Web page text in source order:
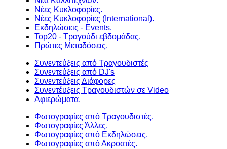
Νέες Κυκλοφορίες.
Νέες Κυκλοφορίες (International).
Εκδηλώσεις - Events.
Top20 - Τραγούδι εβδομάδας.
Πρώτες Μεταδόσεις.
Συνεντεύξεις από Τραγουδιστές
Συνεντεύξεις από DJ's
Συνεντεύξεις Διάφορες
Συνεντέυξεις Τραγουδιστών σε Video
Αφιερώματα.
Φωτογραφίες από Τραγουδιστές.
Φωτογραφίες Άλλες.
Φωτογραφίες από Εκδηλώσεις.
Φωτογραφίες από Ακροατές.